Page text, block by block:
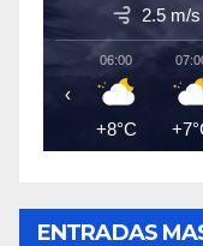
2.5 m/s
06:00
+8°C
‹
ENTRADAS